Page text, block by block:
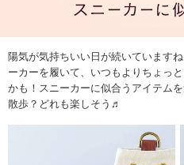
陽気が気持ちいい日が続いています
ーカーを履いて、いつもよりちょっ
かも！スニーカーに似合うアイテム
散歩？どれも楽しそう♬